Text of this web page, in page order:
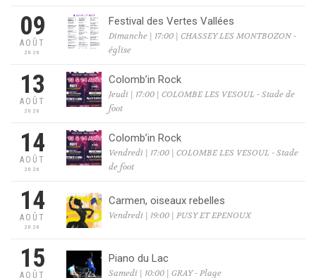
09
AOÛT
2026
Festival des Vertes Vallées
Dimanche | 17:00 | CHASSEY LES MONTBOZON -
église
13
AOÛT
2026
Colomb’in Rock
Jeudi | 17:00 | COLOMBE LES VESOUL - Stade de
foot
14
AOÛT
2026
Colomb’in Rock
Vendredi | 17:00 | COLOMBE LES VESOUL - Stade
de foot
14
AOÛT
2026
Carmen, oiseaux rebelles
Vendredi | 19:00 | PUSY ET EPENOUX
15
AOÛT
Piano du Lac
Samedi | 10:00 | GRAY - Plage